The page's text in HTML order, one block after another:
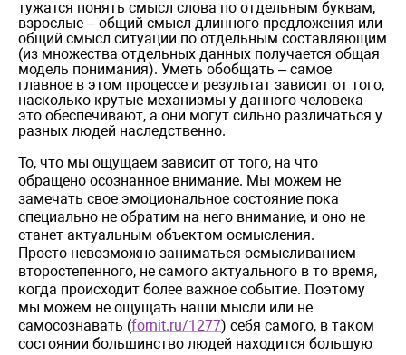
тужатся понять смысл слова по отдельным буквам,
взрослые – общий смысл длинного предложения или
общий смысл ситуации по отдельным составляющим
(из множества отдельных данных получается общая
модель понимания). Уметь обобщать – самое
главное в этом процессе и результат зависит от того,
насколько крутые механизмы у данного человека
это обеспечивают, а они могут сильно различаться у
разных людей наследственно.
То, что мы ощущаем зависит от того, на что
обращено осознанное внимание. Мы можем не
замечать свое эмоциональное состояние пока
специально не обратим на него внимание, и оно не
станет актуальным объектом осмысления.
Просто невозможно заниматься осмысливанием
второстепенного, не самого актуального в то время,
когда происходит более важное событие. Поэтому
мы можем не ощущать наши мысли или не
самосознавать (fornit.ru/1277) себя самого, в таком
состоянии большинство людей находится большую